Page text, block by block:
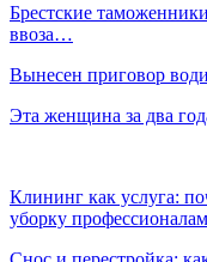
Брестские
ввоза…
Вынесен приговор
Эта женщина за два
Клининг как услуга:
уборку профессионалам